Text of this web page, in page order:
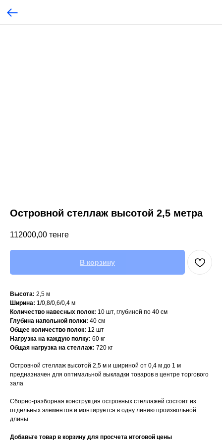
Островной стеллаж высотой 2,5 метра
112000,00 тенге
В корзину
Высота: 2,5 м
Ширина: 1/0,8/0,6/0,4 м
Количество навесных полок: 10 шт, глубиной по 40 см
Глубина напольной полки: 40 см
Общее количество полок: 12 шт
Нагрузка на каждую полку: 60 кг
Общая нагрузка на стеллаж: 720 кг
Островной стеллаж высотой 2,5 м и шириной от 0,4 м до 1 м
предназначен для оптимальной выкладки товаров в центре торгового
зала
Сборно-разборная конструкция островных стеллажей состоит из
отдельных элементов и монтируется в одну линию произвольной
длины
Добавьте товар в корзину для просчета итоговой цены